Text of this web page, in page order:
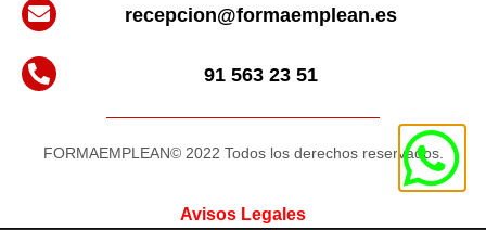
recepcion@formaemplean.es
91 563 23 51
FORMAEMPLEAN© 2022 Todos los derechos reservados.
Avisos Legales